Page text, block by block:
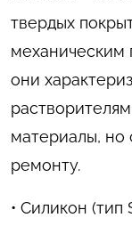
твердых
механическим
они
материалы, но
ремонту.
• Силикон (тип